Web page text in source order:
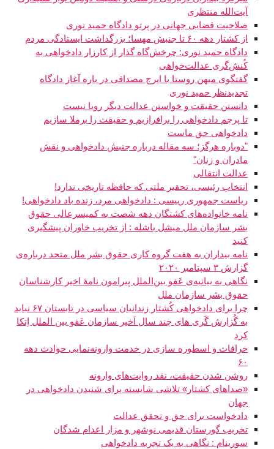
آیت‌الله منتظری
صلاحیت قضایی جهانی در پرتو دادگاه حمید نوری
از کشتار دهه ۶۰ تا جنبش مهسا؛ بزرگداشت ایستادگی مردم
دادگاه حمید نوری: چرخش‌گاه گذار از کارزار دادخواهی به
کُنش‌گری عدالت‌خواهی
گفتگوی میهن روستا با ایرج مصداقی در باره آغاز دادگاه
تجدیدنظر حمید نوری
دانستن حقیقت و خواستن عدالت دیگر رویا نیست
تا پرچم دادخواهی را برافرازیم و حقیقت را برملا سازیم
دادخواهی حق ماست
"دوباره هرگز؛ سه مقاله درباره جنبش دادخواهی و نقش
مادران و زنان"
عدالت انتقالی
انتخاب رئیسی، تحقیر ملتی که حافظه تاریخی ندارد!
ریاست جمهوری رییسی : دادخواهی مرد، زنده باد دادخواهی!
نامه خانواده‌های کشتگان دهه شصت به کمیسرعالی حقوق
بشر سازمان ملل میشل باشله : از تخریب خاوران پیشگیری
کنید
نامه بیداران به هفت گروه کاری حقوق بشر ملل متحد درباره‌ی
گزارش ۳ سپتامبر ۲۰۲۰
نگاهی به بیانیه‌ی عَفو بین‌الملل پیرامون نامهٔ اخیر کارشناسان
حقوق بشر سازمان ملل
چرا برای دادخواهی کُشتار زندانیان سیاسی در تابستان ۶۷ نباید
به گُزارش گَری های چند سال اَخیر سازمان عَفو بین الملل اِتکا
کرد
خرافات و اسطوره سازی در خدمت وارونه‌نمایی حوادث دهه
۶۰
روشن شدن حقیقت، نقد روایت‌های وارونه
«صداهای کشتار» تلاشی شایسته برای شنیدن دادخواهی در
جهان
دادخواست برای حق و تحقق عدالت
تخریب گورستان قدیمی نوشهر و مزار اعدام شدگان
سورینام : نگاهی به یک تجربه دادخواهی